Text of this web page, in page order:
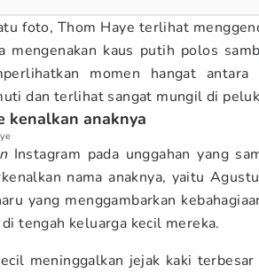
foto, Thom Haye terlihat
mengenakan kaus putih polos
momen hangat
dan terlihat sangat mungil di
kenalkan anaknya
Instagram pada unggahan yang
nama anaknya, yaitu
yang menggambarkan
tengah keluarga kecil mereka.
meninggalkan jejak kaki